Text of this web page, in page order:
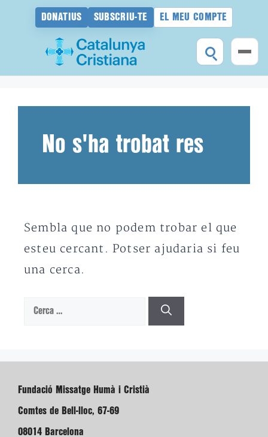
DONATIUS SUBSCRIU-TE EL MEU COMPTE
No s'ha trobat res
Sembla que no podem trobar el que
esteu cercant. Potser ajudaria si feu
una cerca.
Cerca:
Fundació Missatge Humà i Cristià
Comtes de Bell-lloc, 67-69
08014 Barcelona